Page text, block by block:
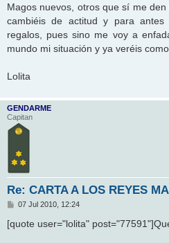
Magos nuevos, otros que sí me
cambiéis de actitud y para
regalos, pues sino me voy a
mundo mi situación y ya veréis
Lolita
GENDARME
Capitan
Re: CARTA A LOS REYES
M
n
07 Jul 2010, 12:24
[quote user="lolita"